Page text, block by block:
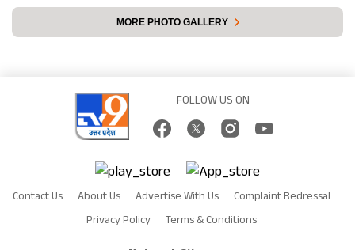
MORE PHOTO GALLERY
FOLLOW US ON
Contact Us About Us Advertise With Us
Complaint Redressal
Privacy Policy
Terms & Conditions